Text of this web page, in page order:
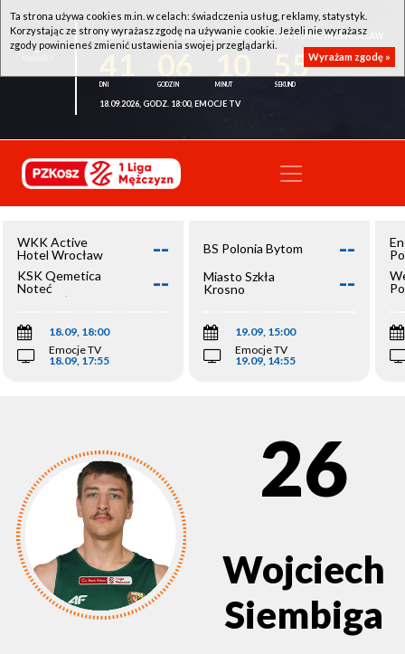
WKK ACTIVE HOTEL WROCŁAW - KSK QEMETICA NOTEĆ INOWROCŁAW
55
18.09.2026, GODZ. 18:00, EMOCJE TV
WKK Active
Hotel Wrocław
--
KSK Qemetica
Noteć
Inowrocław
--
18.09, 18:00
Emocje TV
18.09, 17:55
BS Polonia Bytom --
Miasto Szkła
Krosno
--
19.09, 15:00
Emocje TV
19.09, 14:55
26
Wojciech
Siembiga
Ta strona używa cookies m.in. w celach: świadczenia usług, reklamy, statystyk.
Korzystając ze strony wyrażasz zgodę na używanie cookie. Jeżeli nie wyrażasz
zgody powinieneś zmienić ustawienia swojej przeglądarki.
Wyrażam zgodę »